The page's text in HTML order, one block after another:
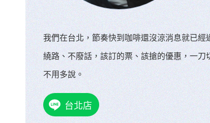
我們在台北，節奏快到咖啡還沒涼消息就已
繞路、不廢話，該訂的票、該搶的優惠，一
不用多說。
台北店